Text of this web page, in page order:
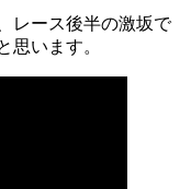
レース後半の激坂で
思います。